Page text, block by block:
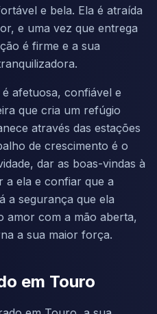
e bela. Ela é atraída
e uma vez que entrega
é firme e a sua
afetuosa, confiável e
que cria um refúgio
através das estações
de crescimento é o
dar as boas-vindas à
a ela e confiar que a
a segurança que ela
amor com a mão aberta,
a sua maior força.
em Touro